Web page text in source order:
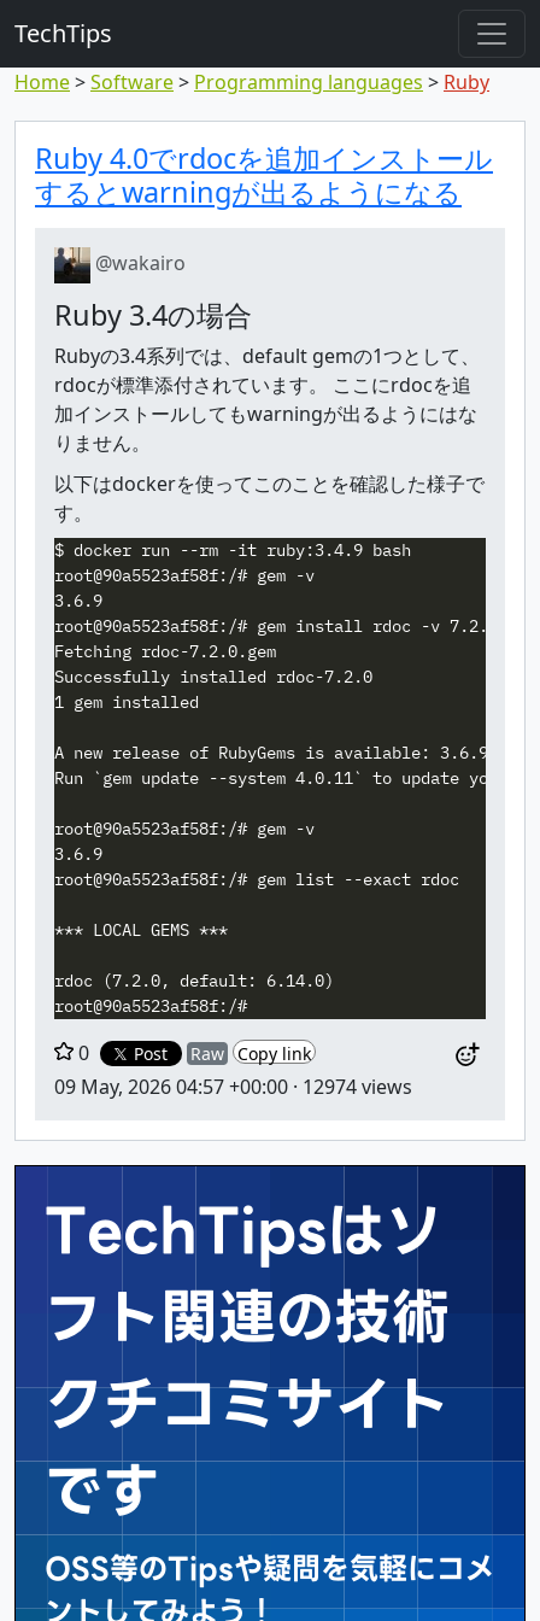
TechTips
Home Software Programming languages Ruby
Highlighted
Topic and comment
Ruby 4.0でrdocを追加インストール
するとwarningが出るようになる
@wakairo
Ruby 3.4の場合
Rubyの3.4系列では、default gemの1つとして、
rdocが標準添付されています。 ここにrdocを追
加インストールしてもwarningが出るようにはな
りません。
以下はdockerを使ってこのことを確認した様子で
す。
$ docker run --rm -it ruby:3.4.9 bash
root@90a5523af58f:/# gem -v
3.6.9
root@90a5523af58f:/# gem install rdoc -v 7.2.0
Fetching rdoc-7.2.0.gem
Successfully installed rdoc-7.2.0
1 gem installed
A new release of RubyGems is available: 3.6.9 →
Run `gem update --system 4.0.11` to update your
root@90a5523af58f:/# gem -v
3.6.9
root@90a5523af58f:/# gem list --exact rdoc
*** LOCAL GEMS ***
rdoc (7.2.0, default: 6.14.0)
0 Post Raw Copy link
09 May, 2026 04:57 +00:00 · 12974 views
TechTipsはソ
フト関連の技術
クチコミサイト
です
OSS等のTipsや疑問を気軽にコメ